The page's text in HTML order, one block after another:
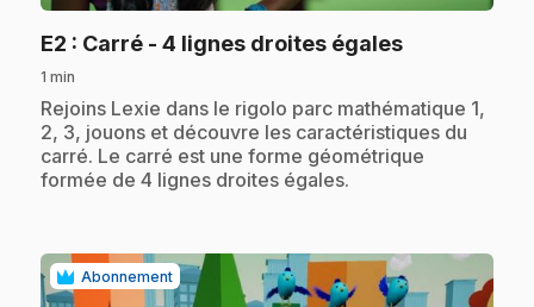
E2 : Carré - 4 lignes droites égales.
1 min
.Rejoins Lexie dans le rigolo parc mathématique 1,
2, 3, jouons et découvre les caractéristiques du
carré. Le carré est une forme géométrique
formée de 4 lignes droites égales.
Abonnement